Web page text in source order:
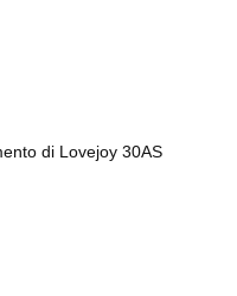
di Lovejoy 30AS